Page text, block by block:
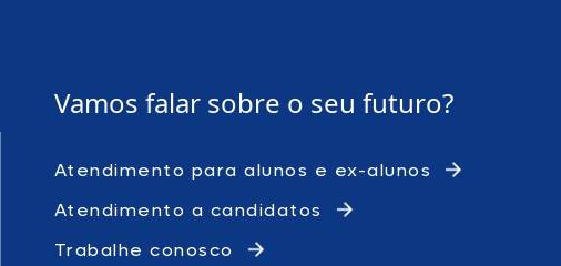
Vamos falar sobre o seu futuro?
Atendimento para alunos e ex-alunos
Atendimento a candidatos
Trabalhe conosco